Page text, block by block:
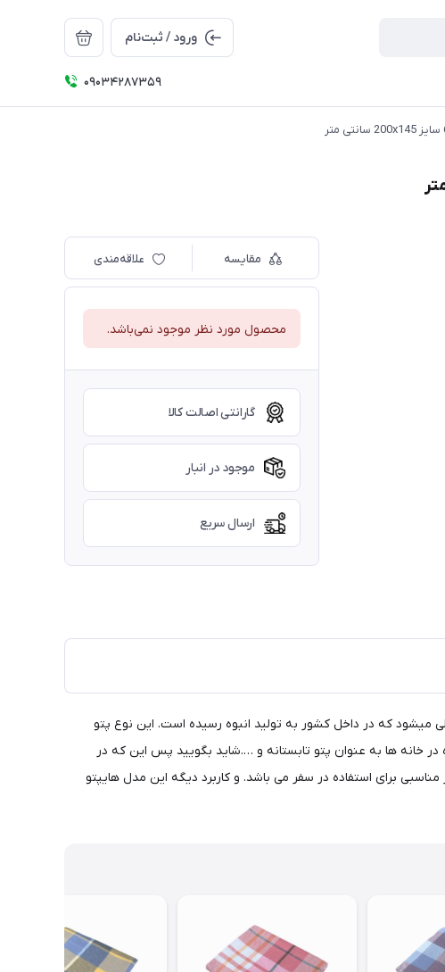
ورود / ثبت‌نام
09034287359
مقایسه علاقه‌مندی
محصول مورد نظر موجود نمی‌باشد.
گارانتی اصالت کالا
موجود در انبار
ارسال سریع
چهارخونه یکی از با سابقه ترین مدل های پتو مسافرتی در ایران می باشد که در ابتدا محصول وارداتی بوده اما حدود 20 سالی میشود که در داخل کشور به تولید انبوه رسیده است. این نوع پتو
در خانه ها به عنوان پتو تابستانه و ….شاید بگویید پس این که در
برای استفاده در سفر می باشد. و کاربرد دیگه این مدل هایپتو